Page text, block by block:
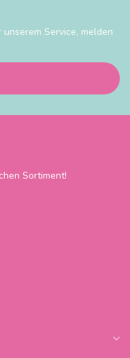
Service, melden
Sortiment!